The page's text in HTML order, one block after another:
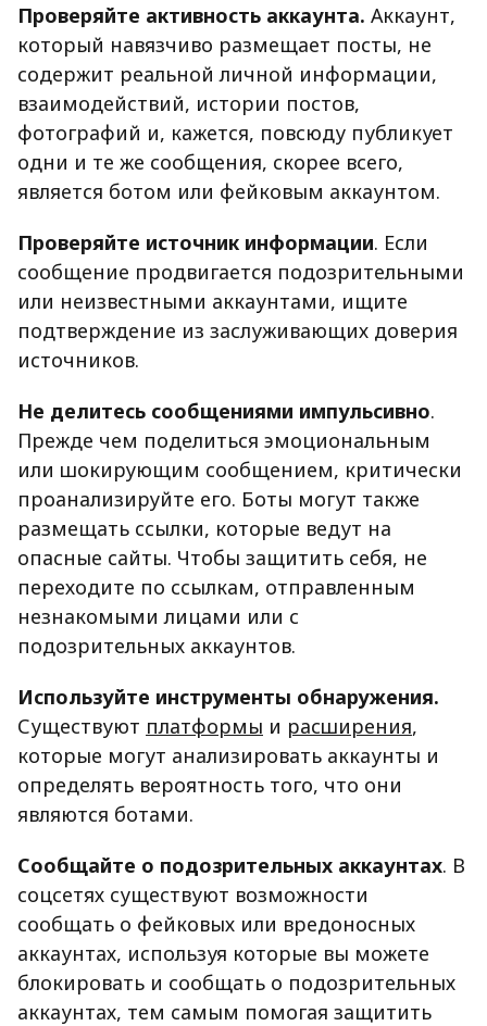
Проверяйте активность аккаунта. Аккаунт,
который навязчиво размещает посты, не
содержит реальной личной информации,
взаимодействий, истории постов,
фотографий и, кажется, повсюду публикует
одни и те же сообщения, скорее всего,
является ботом или фейковым аккаунтом.
Проверяйте источник информации. Если
сообщение продвигается подозрительными
или неизвестными аккаунтами, ищите
подтверждение из заслуживающих доверия
источников.
Не делитесь сообщениями импульсивно.
Прежде чем поделиться эмоциональным
или шокирующим сообщением, критически
проанализируйте его. Боты могут также
размещать ссылки, которые ведут на
опасные сайты. Чтобы защитить себя, не
переходите по ссылкам, отправленным
незнакомыми лицами или с
подозрительных аккаунтов.
Используйте инструменты обнаружения.
Существуют платформы и расширения,
которые могут анализировать аккаунты и
определять вероятность того, что они
являются ботами.
Сообщайте о подозрительных аккаунтах. В
соцсетях существуют возможности
сообщать о фейковых или вредоносных
аккаунтах, используя которые вы можете
блокировать и сообщать о подозрительных
аккаунтах, тем самым помогая защитить